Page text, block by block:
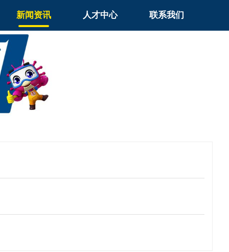
新闻资讯 人才中心 联系我们